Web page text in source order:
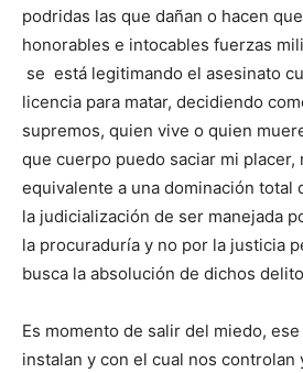
podridas las que dañan o hacen
honorables e intocables fuerzas
se está legitimando el asesinato
licencia para matar, decidiendo
supremos, quien vive o quien
que cuerpo puedo saciar mi placer,
equivalente a una dominación total
la judicialización de ser manejada
la procuraduría y no por la justicia
busca la absolución de dichos
Es momento de salir del miedo,
instalan y con el cual nos controlan